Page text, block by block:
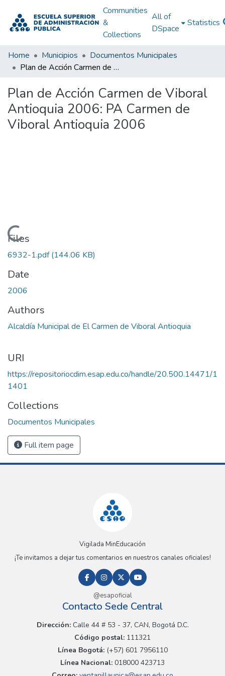
Communities
&
Collections
All of
DSpace
Statistics
Home Municipios
Documentos Municipales
Plan de Acción Carmen de Viboral Antioquia 2006: PA Carmen de Viboral Antioquia 2006
Plan de Acción Carmen de Viboral
Antioquia 2006: PA Carmen de
Viboral Antioquia 2006
Loading...
Files
6932-1.pdf(144.06 KB)
Date
2006
Authors
Alcaldía Municipal de El Carmen de Viboral Antioquia
URI
https://repositoriocdim.esap.edu.co/handle/20.500.14471/1
1401
Collections
Documentos Municipales
Full item page
Vigilada MinEducación
¡Te invitamos a dejar tus comentarios en nuestros canales oficiales!
@esapoficial
Contacto Sede Central
Dirección:Calle 44 # 53 - 37, CAN, Bogotá D.C.
Código postal: 111321
Línea Bogotá:(+57) 601 7956110
Línea Nacional: 018000 423713